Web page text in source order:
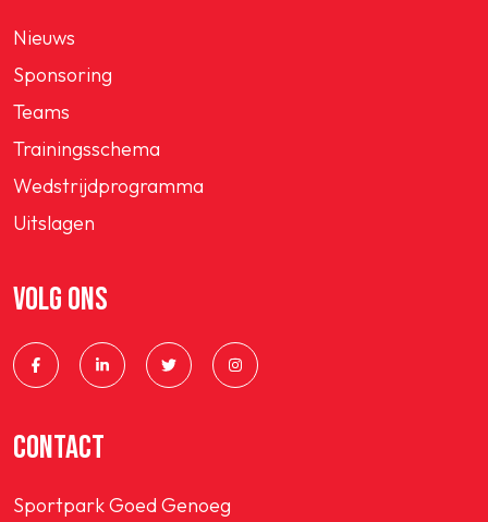
Nieuws
Sponsoring
Teams
Trainingsschema
Wedstrijdprogramma
Uitslagen
VOLG ONS
CONTACT
Sportpark Goed Genoeg